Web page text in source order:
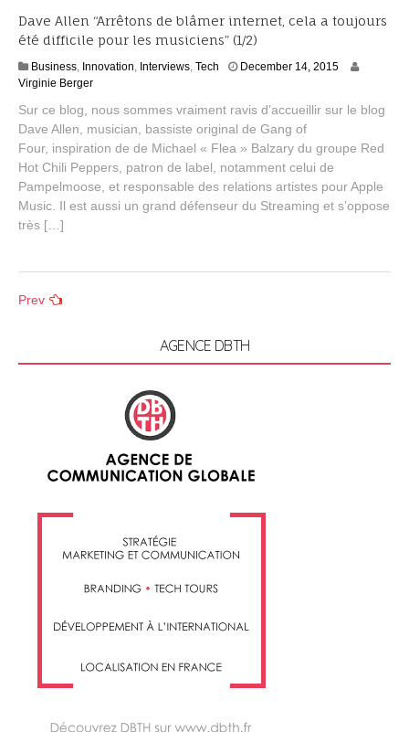
Dave Allen “Arrêtons de blâmer internet, cela a toujours
été difficile pour les musiciens” (1/2)
Business, Innovation, Interviews, Tech December 14, 2015J
u
r
,
Virginie Berger
Sur ce blog, nous sommes vraiment ravis d’accueillir sur le blog
Dave Allen, musician, bassiste original de Gang of
Four, inspiration de de Michael « Flea » Balzary du groupe Red
Hot Chili Peppers, patron de label, notamment celui de
Pampelmoose, et responsable des relations artistes pour Apple
Music. Il est aussi un grand défenseur du Streaming et s’oppose
très […]
Posts
Prev
AGENCE DBTH